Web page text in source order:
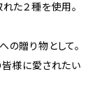
た２種を使用。
贈り物として。
皆様に愛されたい